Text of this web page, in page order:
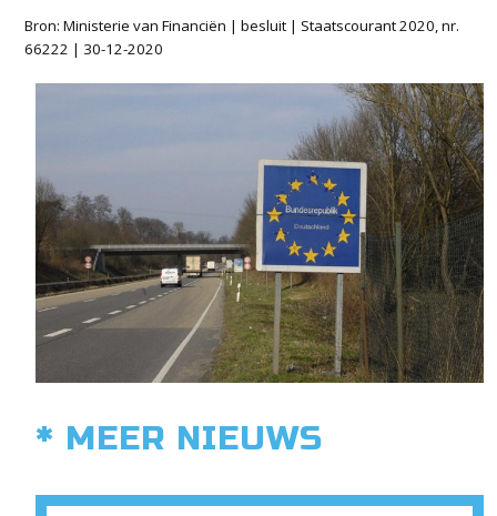
Bron: Ministerie van Financiën | besluit | Staatscourant 2020, nr.
66222 | 30-12-2020
* MEER NIEUWS